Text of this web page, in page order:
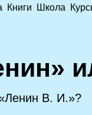
Книги Школа
В. И.»?